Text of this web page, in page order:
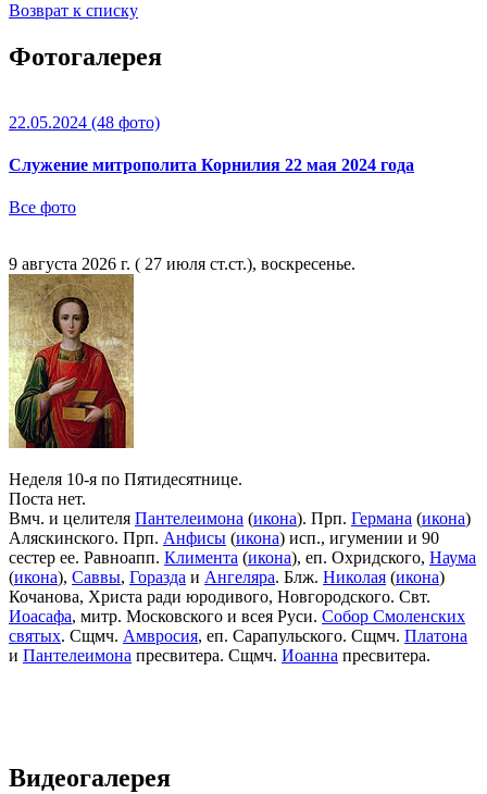
Возврат к списку
Фотогалерея
22.05.2024 (48 фото)
Служение митрополита Корнилия 22 мая 2024 года
Все фото
9 августа 2026 г. ( 27 июля ст.ст.), воскресенье.
Неделя 10-я по Пятидесятнице.
Поста нет.
Вмч. и целителя Пантелеимона (икона). Прп. Германа (икона)
Аляскинского. Прп. Анфисы (икона) исп., игумении и 90
сестер ее. Равноапп. Климента (икона), еп. Охридского, Наума
(икона), Саввы, Горазда и Ангеляра. Блж. Николая (икона)
Кочанова, Христа ради юродивого, Новгородского. Свт.
Иоасафа, митр. Московского и всея Руси. Собор Смоленских
святых. Сщмч. Амвросия, еп. Сарапульского. Сщмч. Платона
и Пантелеимона пресвитера. Сщмч. Иоанна пресвитера.
Видеогалерея